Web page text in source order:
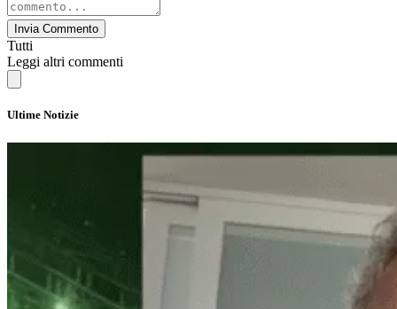
Invia Commento
Tutti
Leggi altri commenti
Ultime Notizie